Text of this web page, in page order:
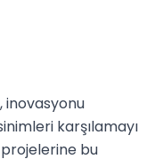
inovasyonu
karşılamayı
bu